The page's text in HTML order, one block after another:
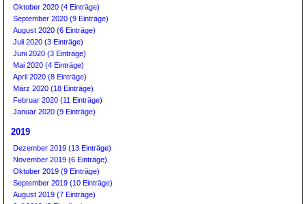
Oktober 2020 (4 Einträge)
September 2020 (9 Einträge)
August 2020 (6 Einträge)
Juli 2020 (3 Einträge)
Juni 2020 (3 Einträge)
Mai 2020 (4 Einträge)
April 2020 (8 Einträge)
März 2020 (18 Einträge)
Februar 2020 (11 Einträge)
Januar 2020 (9 Einträge)
2019
Dezember 2019 (13 Einträge)
November 2019 (6 Einträge)
Oktober 2019 (9 Einträge)
September 2019 (10 Einträge)
August 2019 (7 Einträge)